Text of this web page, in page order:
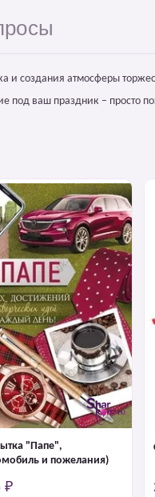
создания атмосферы
под ваш праздник – просто
"Папе",
и пожелания)
₽